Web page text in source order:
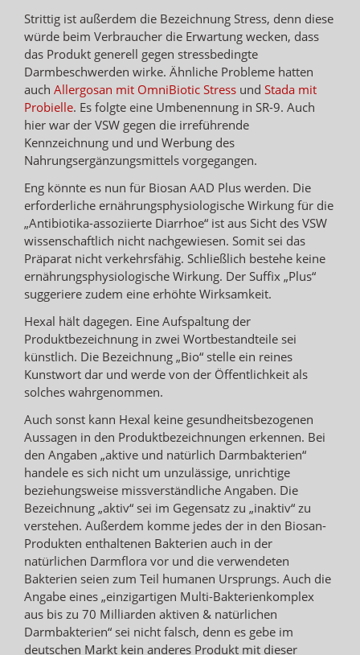
Strittig ist außerdem die Bezeichnung Stress, denn diese
würde beim Verbraucher die Erwartung wecken, dass
das Produkt generell gegen stressbedingte
Darmbeschwerden wirke. Ähnliche Probleme hatten
auch Allergosan mit OmniBiotic Stress und Stada mit
Probielle. Es folgte eine Umbenennung in SR-9. Auch
hier war der VSW gegen die irreführende
Kennzeichnung und und Werbung des
Nahrungsergänzungsmittels vorgegangen.
Eng könnte es nun für Biosan AAD Plus werden. Die
erforderliche ernährungsphysiologische Wirkung für die
„Antibiotika-assoziierte Diarrhoe“ ist aus Sicht des VSW
wissenschaftlich nicht nachgewiesen. Somit sei das
Präparat nicht verkehrsfähig. Schließlich bestehe keine
ernährungsphysiologische Wirkung. Der Suffix „Plus“
suggeriere zudem eine erhöhte Wirksamkeit.
Hexal hält dagegen. Eine Aufspaltung der
Produktbezeichnung in zwei Wortbestandteile sei
künstlich. Die Bezeichnung „Bio“ stelle ein reines
Kunstwort dar und werde von der Öffentlichkeit als
solches wahrgenommen.
Auch sonst kann Hexal keine gesundheitsbezogenen
Aussagen in den Produktbezeichnungen erkennen. Bei
den Angaben „aktive und natürlich Darmbakterien“
handele es sich nicht um unzulässige, unrichtige
beziehungsweise missverständliche Angaben. Die
Bezeichnung „aktiv“ sei im Gegensatz zu „inaktiv“ zu
verstehen. Außerdem komme jedes der in den Biosan-
Produkten enthaltenen Bakterien auch in der
natürlichen Darmflora vor und die verwendeten
Bakterien seien zum Teil humanen Ursprungs. Auch die
Angabe eines „einzigartigen Multi-Bakterienkomplex
aus bis zu 70 Milliarden aktiven & natürlichen
Darmbakterien“ sei nicht falsch, denn es gebe im
deutschen Markt kein anderes Produkt mit dieser